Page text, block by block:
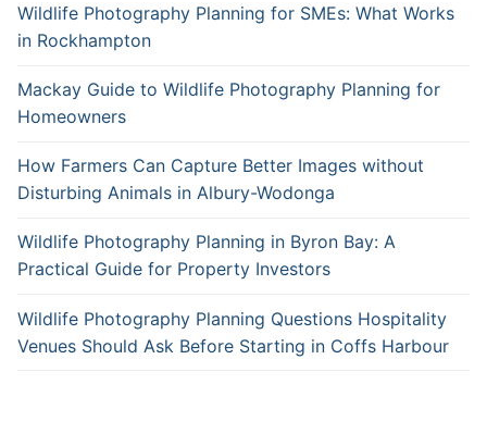
Wildlife Photography Planning for SMEs: What Works
in Rockhampton
Mackay Guide to Wildlife Photography Planning for
Homeowners
How Farmers Can Capture Better Images without
Disturbing Animals in Albury-Wodonga
Wildlife Photography Planning in Byron Bay: A
Practical Guide for Property Investors
Wildlife Photography Planning Questions Hospitality
Venues Should Ask Before Starting in Coffs Harbour